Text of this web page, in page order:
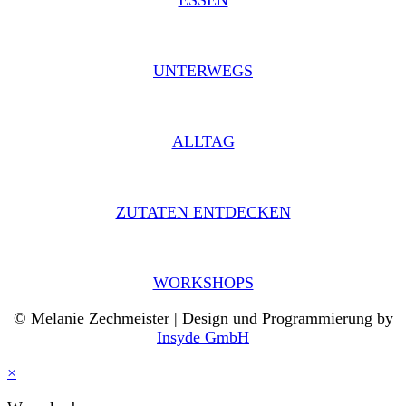
UNTERWEGS
ALLTAG
ZUTATEN ENTDECKEN
WORKSHOPS
© Melanie Zechmeister | Design und Programmierung by
Insyde GmbH
×